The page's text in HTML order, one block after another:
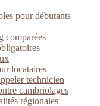
pour débutants
comparées
locataires
technicien
cambriolages
régionales